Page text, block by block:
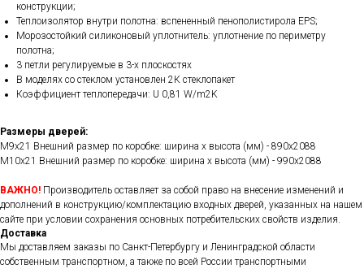
конструкции;
Теплоизолятор внутри полотна: вспененный пенополистирола EPS;
Морозостойкий силиконовый уплотнитель: уплотнение по периметру
полотна;
3 петли регулируемые в 3-х плоскостях
В моделях со стеклом установлен 2К стеклопакет
Коэффициент теплопередачи: U 0,81 W/m2K
Размеры дверей:
М9x21 Внешний размер по коробке: ширина х высота (мм) - 890х2088
М10x21 Внешний размер по коробке: ширина х высота (мм) - 990х2088
ВАЖНО! Производитель оставляет за собой право на внесение изменений и
дополнений в конструкцию/комплектацию входных дверей, указанных на нашем
сайте при условии сохранения основных потребительских свойств изделия.
Доставка
Мы доставляем заказы по Санкт-Петербургу и Ленинградской области
собственным транспортном, а также по всей России транспортными